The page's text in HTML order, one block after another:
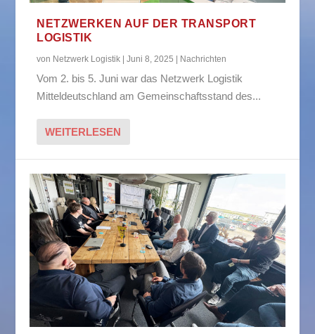
NETZWERKEN AUF DER TRANSPORT
LOGISTIK
von Netzwerk Logistik |Juni 8, 2025 Nachrichten
Vom 2. bis 5. Juni war das Netzwerk Logistik
Mitteldeutschland am Gemeinschaftsstand des...
WEITERLESEN